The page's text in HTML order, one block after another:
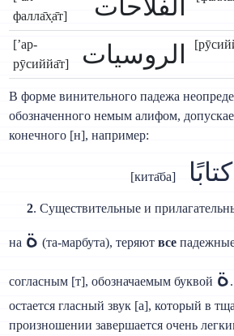
фалла̄х̣а̄т]
الفلاحات
[’ар-
рӯсиййа̄т]
الروسيات
В форме винительного падежа
обозначенного немым алифом,
конечного [н], например:
[кита̄ба] كتابًا
2. Существительные и
на ة (та-марбута), теряютвсе
согласным [т], обозначаемым буквой ة
остается гласный звук [а], который в
произношении завершается очень